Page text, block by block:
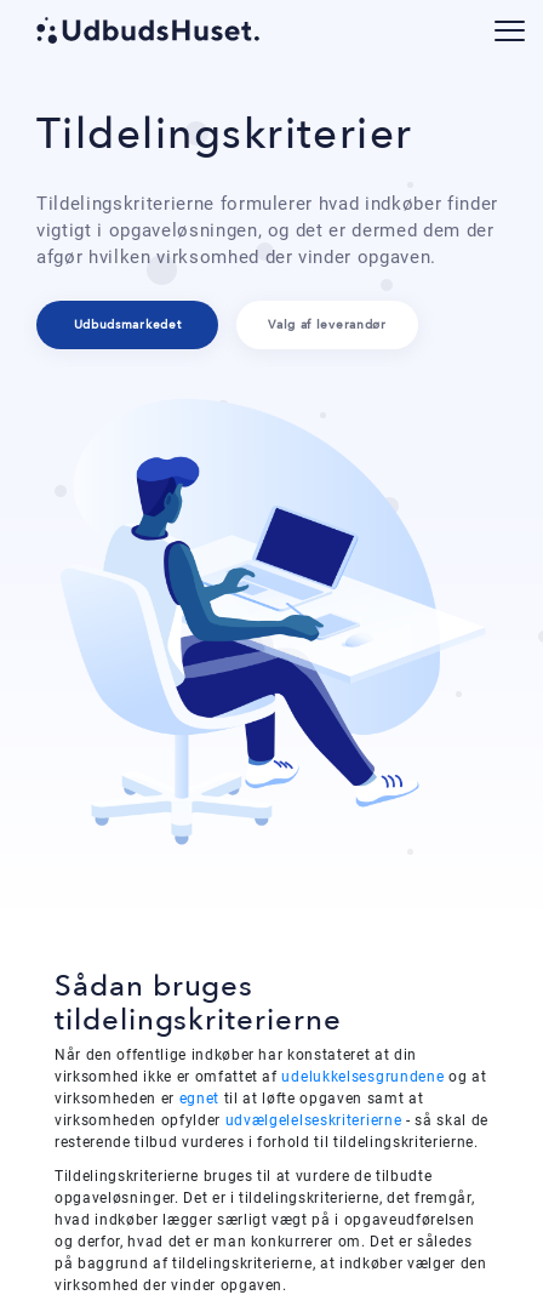
Tildelingskriterier
Tildelingskriterierne formulerer hvad indkøber finder
vigtigt i opgaveløsningen, og det er dermed dem der
afgør hvilken virksomhed der vinder opgaven.
Udbudsmarkedet Valg af leverandør
Sådan bruges
tildelingskriterierne
Når den offentlige indkøber har konstateret at din
virksomhed ikke er omfattet afudelukkelsesgrundene og at
virksomheden er egnet til at løfte opgaven samt at
virksomheden opfylder udvælgelelseskriterierne - så skal de
resterende tilbud vurderes i forhold til tildelingskriterierne.
Tildelingskriterierne bruges til at vurdere de tilbudte
opgaveløsninger. Det er i tildelingskriterierne, det fremgår,
hvad indkøber lægger særligt vægt på i opgaveudførelsen
og derfor, hvad det er man konkurrerer om. Det er således
på baggrund af tildelingskriterierne, at indkøber vælger den
virksomhed der vinder opgaven.